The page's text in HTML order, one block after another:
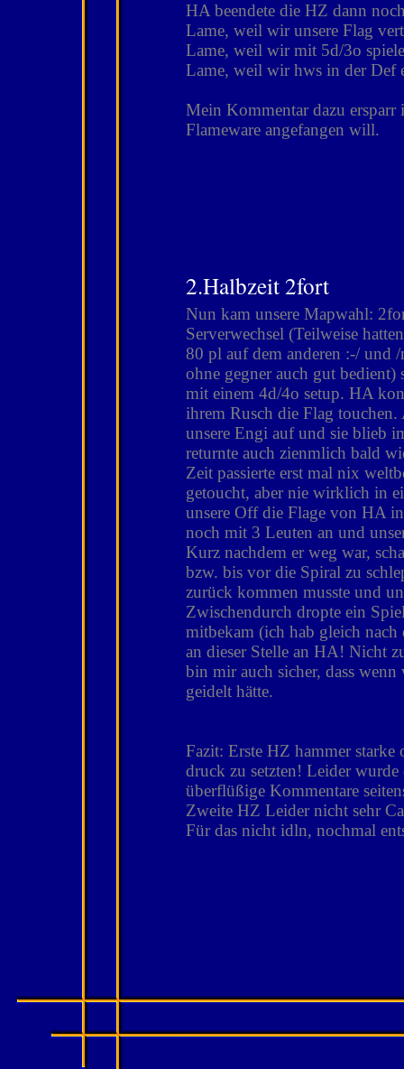
HA beendete die HZ dann
Lame, weil wir unsere Flag
Lame, weil wir mit 5d/3o
Lame, weil wir hws in der Def
Mein Kommentar dazu
Flameware angefangen will.
2.Halbzeit 2fort
Nun kam unsere Mapwahl:
Serverwechsel (Teilweise
80 pl auf dem anderen :-/ und
ohne gegner auch gut bedient)
mit einem 4d/4o setup. HA
ihrem Rusch die Flag touchen.
unsere Engi auf und sie blieb
returnte auch zienmlich bald
Zeit passierte erst mal nix
getoucht, aber nie wirklich in
unsere Off die Flage von HA
noch mit 3 Leuten an und
Kurz nachdem er weg war,
bzw. bis vor die Spiral zu
zurück kommen musste und
Zwischendurch dropte ein
mitbekam (ich hab gleich
an dieser Stelle an HA! Nicht
bin mir auch sicher, dass
geidelt hätte.
Fazit: Erste HZ hammer
druck zu setzten! Leider
überflüßige Kommentare
Zweite HZ Leider nicht sehr
Für das nicht idln, nochmal